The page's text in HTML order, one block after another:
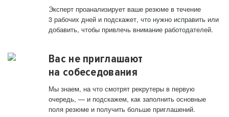
Эксперт проанализирует ваше резюме в течение
3 рабочих дней и подскажет, что нужно исправить или
добавить, чтобы привлечь внимание работодателей.
Вас не приглашают
на собеседования
Мы знаем, на что смотрят рекрутеры в первую
очередь, — и подскажем, как заполнить основные
поля резюме и получить больше приглашений.